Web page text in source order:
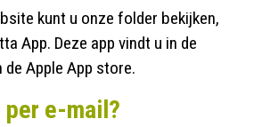
kunt u onze folder bekijken,
App. Deze app vindt u in de
de Apple App store.
per e-mail?